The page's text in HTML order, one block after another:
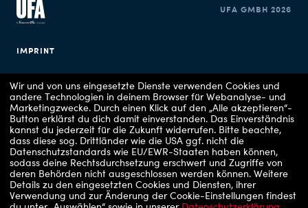
IMPRINT
COOKIE CONSENT
UFA GMBH 2026
Wir und von uns eingesetzte Dienste verwenden Cookies und
andere Technologien in deinem Browser für Webanalyse- und
Marketingzwecke. Durch einen Klick auf den „Alle akzeptieren“-
Button erklärst du dich damit einverstanden. Das Einverständnis
kannst du jederzeit für die Zukunft widerrufen. Bitte beachte,
dass diese sog. Drittländer wie die USA ggf. nicht die
Datenschutzstandards wie EU/EWR-Staaten haben können,
sodass deine Rechtsdurchsetzung erschwert und Zugriffe von
deren Behörden nicht ausgeschlossen werden können. Weitere
Details zu den eingesetzten Cookies und Diensten, ihrer
Verwendung und zur Änderung der Cookie-Einstellungen findest